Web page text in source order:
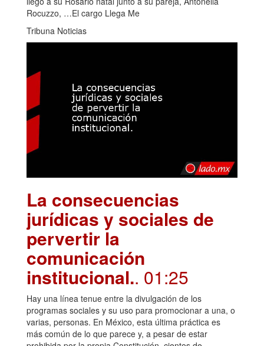
Rocuzzo, …El cargo Llega Me
Tribuna Noticias
La consecuencias
jurídicas y sociales de
pervertir la
comunicación
institucional.. 01:25
Hay una línea tenue entre la divulgación de los
programas sociales y su uso para promocionar a una, o
varias, personas. En México, esta última práctica es
más común de lo que parece y, a pesar de estar